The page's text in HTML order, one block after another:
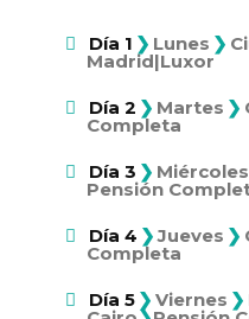
Día 1 ❯ Lunes ❯
Madrid|Luxor
Día 2 ❯ Martes ❯
Completa
Día 3 ❯ Miércoles
Pensión
Día 4 ❯ Jueves ❯
Completa
Día 5 ❯ Viernes ❯